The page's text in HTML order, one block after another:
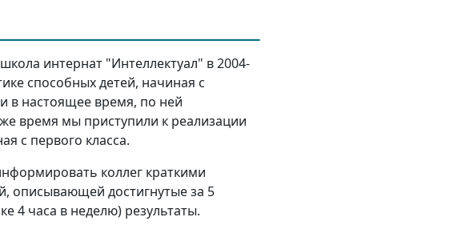
интернат "Интеллектуал" в 2004-
способных детей, начиная с
в настоящее время, по ней
время мы приступили к реализации
с первого класса.
коллег краткими
описывающей достигнутые за 5
4 часа в неделю) результаты.